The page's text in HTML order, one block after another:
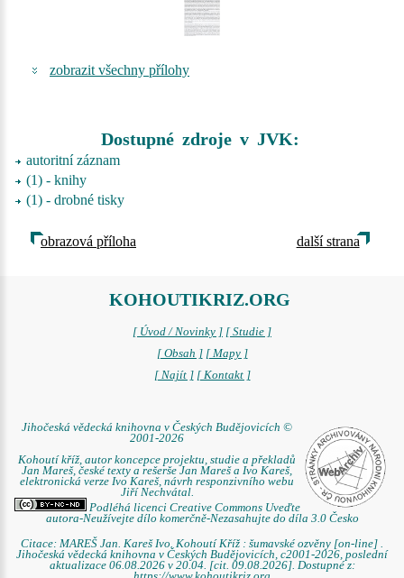
zobrazit všechny přílohy
Dostupné zdroje v JVK:
autoritní záznam
(1) - knihy
(1) - drobné tisky
obrazová příloha další strana
KOHOUTIKRIZ.ORG
[ Úvod / Novinky ] [ Studie ]
[ Obsah ] [ Mapy ]
[ Najít ] [ Kontakt ]
Jihočeská vědecká knihovna v Českých Budějovicích ©
2001-2026
Kohoutí kříž, autor koncepce projektu, studie a překladů
Jan Mareš, české texty a rešerše Jan Mareš a Ivo Kareš,
elektronická verze Ivo Kareš, návrh responzivního webu
Jiří Nechvátal.
Podléhá licenci Creative Commons Uveďte
autora-Neužívejte dílo komerčně-Nezasahujte do díla 3.0 Česko
Citace: MAREŠ Jan. Kareš Ivo. Kohoutí Kříž : šumavské ozvěny [on-line] .
Jihočeská vědecká knihovna v Českých Budějovicích, c2001-2026, poslední
aktualizace 06.08.2026 v 20.04. [cit. 09.08.2026]. Dostupné z: